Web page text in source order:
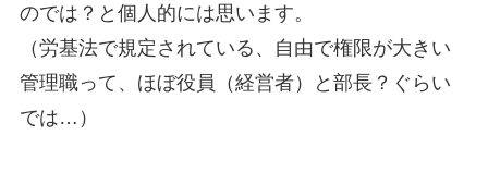
のでは？と個人的には思います。
（労基法で規定されている、自由で権限が大きい
管理職って、ほぼ役員（経営者）と部長？ぐらい
では…）